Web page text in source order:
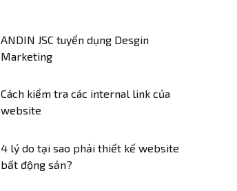
ANDIN JSC tuyển dụng Desgin
Marketing
Cách kiểm tra các internal link của
website
4 lý do tại sao phải thiết kế website
bất động sản?